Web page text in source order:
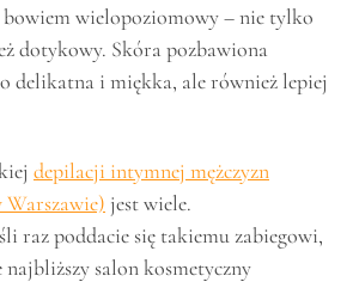
wielopoziomowy – nie tylko
dotykowy. Skóra pozbawiona
delikatna i miękka, ale również lepiej
depilacji intymnej mężczyzn
jest wiele.
raz poddacie się takiemu zabiegowi,
najbliższy salon kosmetyczny